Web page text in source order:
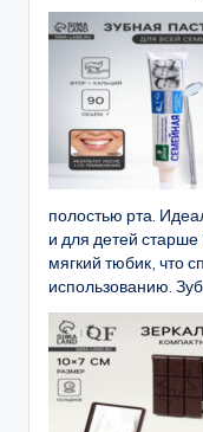
полостью рта.
и для детей
мягкий тюбик, что
использованию.